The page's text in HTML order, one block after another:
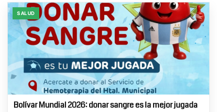
SALUD
Bolívar Mundial 2026: donar sangre es la mejor jugada